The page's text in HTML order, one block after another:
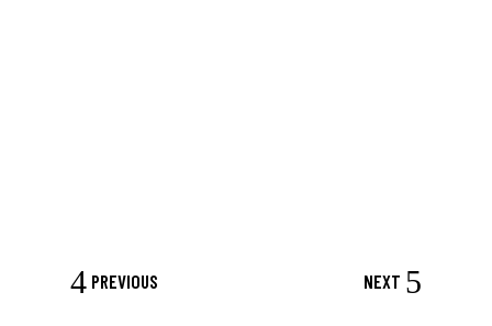
PREVIOUS NEXT